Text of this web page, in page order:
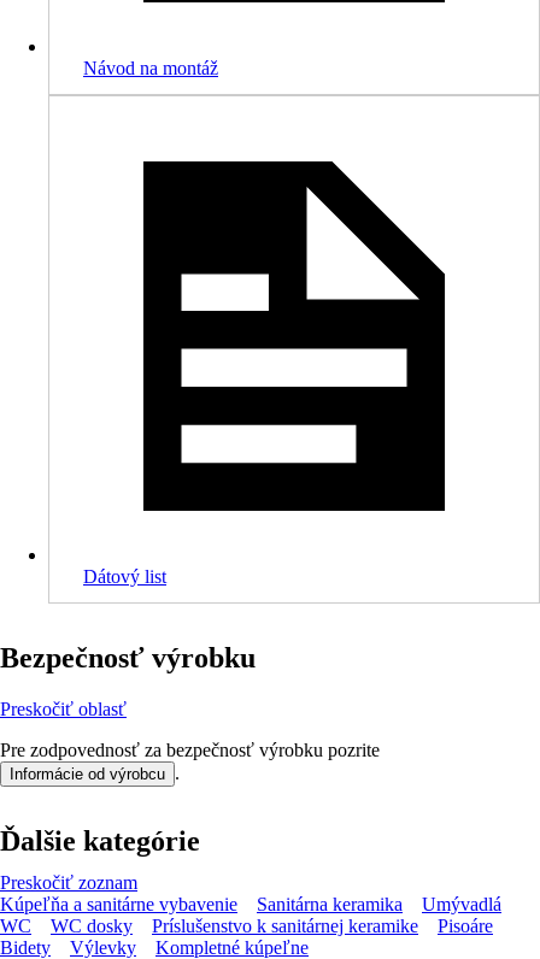
Návod na montáž
Dátový list
Bezpečnosť výrobku
Preskočiť oblasť
Pre zodpovednosť za bezpečnosť výrobku pozrite
Informácie od výrobcu .
Ďalšie kategórie
Preskočiť zoznam
Kúpeľňa a sanitárne vybavenie
Sanitárna keramika
Umývadlá
WC
WC dosky Príslušenstvo k sanitárnej keramike
Pisoáre
Bidety
Výlevky Kompletné kúpeľne